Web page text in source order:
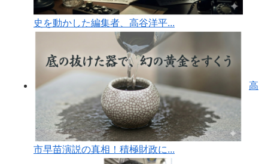
史を動かした編集者、高谷洋平...
高
市早苗演説の真相！積極財政に...